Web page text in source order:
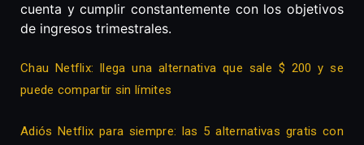
cuenta y cumplir constantemente con los objetivos
de ingresos trimestrales.
Chau Netflix: llega una alternativa que sale $ 200 y se
puede compartir sin límites
Adiós Netflix para siempre: las 5 alternativas gratis con